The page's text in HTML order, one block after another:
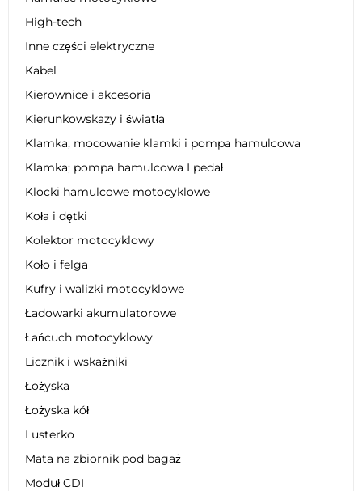
High-tech
Inne części elektryczne
Kabel
Kierownice i akcesoria
Kierunkowskazy i światła
Klamka; mocowanie klamki i pompa hamulcowa
Klamka; pompa hamulcowa I pedał
Klocki hamulcowe motocyklowe
Koła i dętki
Kolektor motocyklowy
Koło i felga
Kufry i walizki motocyklowe
Ładowarki akumulatorowe
Łańcuch motocyklowy
Licznik i wskaźniki
Łożyska
Łożyska kół
Lusterko
Mata na zbiornik pod bagaż
Moduł CDI